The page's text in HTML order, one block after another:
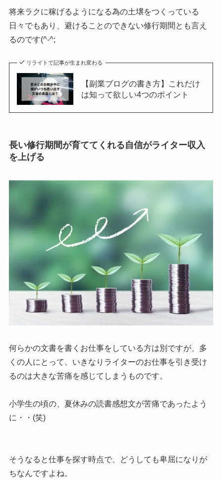
将来ラクに稼げるようになる為の土壌をつくっている
日々でもあり、避けることのできない修行期間とも言え
るのです(^-^;
リライトで記事が生まれ変わる
【副業ブログの書き方】これだけ
は知って欲しい4つのポイント
長い修行期間が育ててくれる自信がライター収入
を上げる
何らかの文書を書くお仕事をしている方は別ですが、多
くの人にとって、いきなりライターのお仕事を引き受け
るのは大きな苦痛を感じてしまうものです。
小学生の頃の、夏休みの読書感想文が苦痛であったよう
に・・(笑)
そうなると仕事を探す時点で、どうしても卑屈になりが
ちなんですよね。